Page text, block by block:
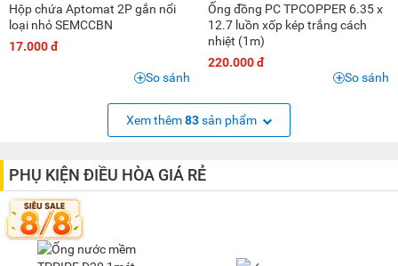
Hộp chứa Aptomat 2P gắn nổi
loại nhỏ SEMCCBN
17.000 đ
So sánh
Ống đồng PC TPCOPPER 6.35 x
12.7 luồn xốp kép trắng cách
nhiệt (1m)
220.000 đ
So sánh
Xem thêm83sản phẩm
PHỤ KIỆN ĐIỀU HÒA GIÁ RẺ